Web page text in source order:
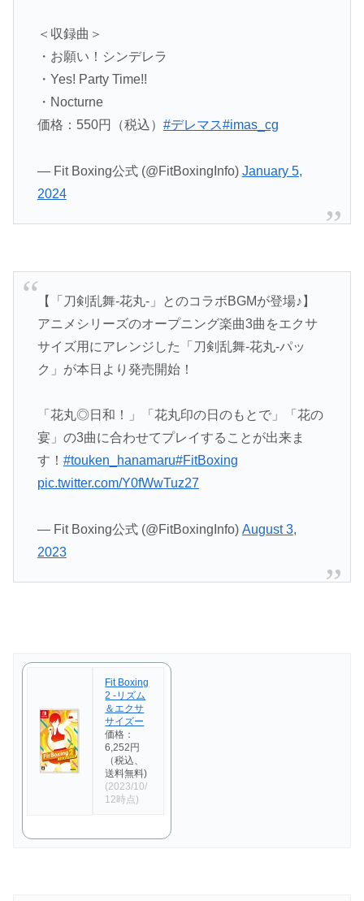
＜収録曲＞
・お願い！シンデレラ
・Yes! Party Time!!
・Nocturne
価格：550円（税込） #デレマス#imas_cg
— Fit Boxing公式 (@FitBoxingInfo) January 5,
2024
【「刀剣乱舞-花丸-」とのコラボBGMが登場♪】
アニメシリーズのオープニング楽曲3曲をエクサ
サイズ用にアレンジした「刀剣乱舞-花丸-パッ
ク」が本日より発売開始！
「花丸◎日和！」「花丸印の日のもとで」「花の
宴」の3曲に合わせてプレイすることが出来ま
す！ #touken_hanamaru#FitBoxing
pic.twitter.com/Y0fWwTuz27
— Fit Boxing公式 (@FitBoxingInfo) August 3,
2023
Fit Boxing
2 -リズム
＆エクサ
サイズー
価格：
6,252円
（税込、
送料無料)
(2023/10/
12時点)